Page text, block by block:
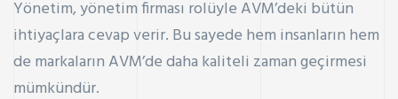
Yönetim, yönetim firması rolüyle AVM’deki bütün
ihtiyaçlara cevap verir. Bu sayede hem insanların hem
de markaların AVM’de daha kaliteli zaman geçirmesi
mümkündür.